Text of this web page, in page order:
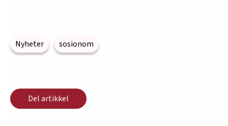
Nyheter sosionom
Del artikkel